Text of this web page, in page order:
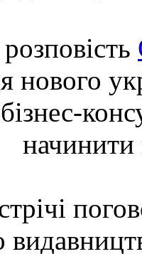
нового